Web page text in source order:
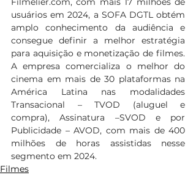
usuários em 2024, a SOFA DGTL obtém
amplo conhecimento da audiência e
consegue definir a melhor estratégia
para aquisição e monetização de filmes.
A empresa comercializa o melhor do
cinema em mais de 30 plataformas na
América Latina nas modalidades
Transacional – TVOD (aluguel e
compra), Assinatura –SVOD e por
Publicidade – AVOD, com mais de 400
milhões de horas assistidas nesse
segmento em 2024.
Filmes